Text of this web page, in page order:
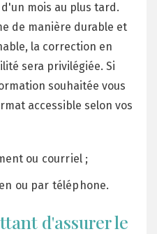
mois au plus tard.
de manière durable et
la correction en
sera privilégiée. Si
souhaitée vous
accessible selon vos
ou courriel ;
ou par téléphone.
d'assurer le